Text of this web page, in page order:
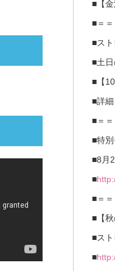
■【
■＝
■ス
■土
■【
■詳細
■＝
■特
■8月
■
■＝
■【
■ス
■